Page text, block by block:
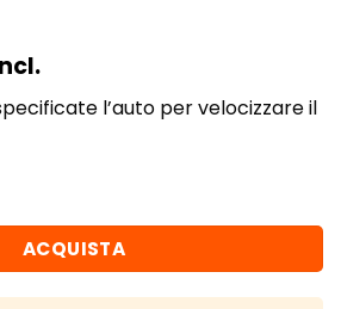
l’auto per velocizzare il
ET33 5x112 Brushed Bronze
ACQUISTA